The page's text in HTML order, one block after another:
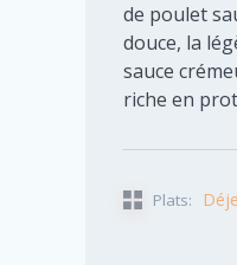
de poulet
douce, la
sauce
riche en
Plats: